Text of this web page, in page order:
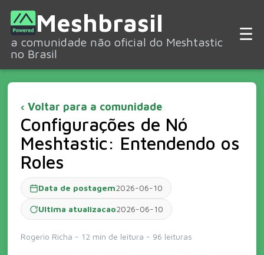
Meshbrasil
a comunidade não oficial do Meshtastic
no Brasil
☰
‹ Voltar para a comunidade
Configurações de Nó
Meshtastic: Entendendo os
Roles
Data de postagem2026-06-10
Ultima atualizacao2026-06-10
Rogerio Richa - 12 min de leitura - 96 leituras